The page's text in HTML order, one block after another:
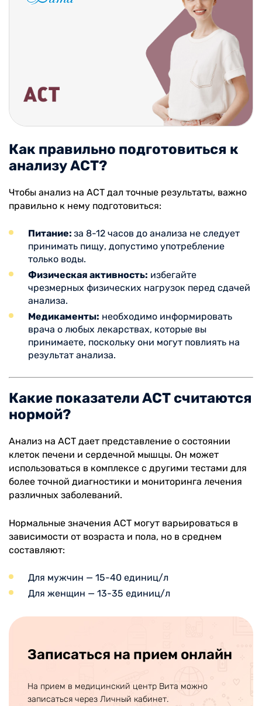
Как правильно подготовиться к
анализу АСТ?
Чтобы анализ на АСТ дал точные результаты, важно
правильно к нему подготовиться:
Питание: за 8-12 часов до анализа не следует
принимать пищу, допустимо употребление
только воды.
Физическая активность: избегайте
чрезмерных физических нагрузок перед сдачей
анализа.
Медикаменты: необходимо информировать
врача о любых лекарствах, которые вы
принимаете, поскольку они могут повлиять на
результат анализа.
Какие показатели АСТ считаются
нормой?
Анализ на АСТ дает представление о состоянии
клеток печени и сердечной мышцы. Он может
использоваться в комплексе с другими тестами для
более точной диагностики и мониторинга лечения
различных заболеваний.
Нормальные значения АСТ могут варьироваться в
зависимости от возраста и пола, но в среднем
составляют:
Для мужчин — 15-40 единиц/л
Для женщин — 13-35 единиц/л
Записаться на прием онлайн
На прием в медицинский центр Вита можно
записаться через Личный кабинет.